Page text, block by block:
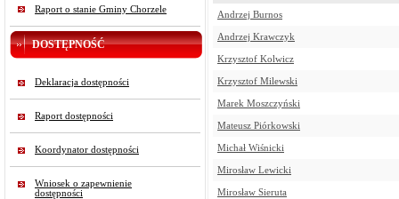
Raport o stanie Gminy Chorzele
DOSTĘPNOŚĆ
Deklaracja dostępności
Raport dostępności
Koordynator dostępności
Wniosek o zapewnienie
dostępności
Andrzej Burnos
Andrzej Krawczyk
Krzysztof Kolwicz
Krzysztof Milewski
Marek Moszczyński
Mateusz Piórkowski
Michał Wiśnicki
Mirosław Lewicki
Mirosław Sieruta